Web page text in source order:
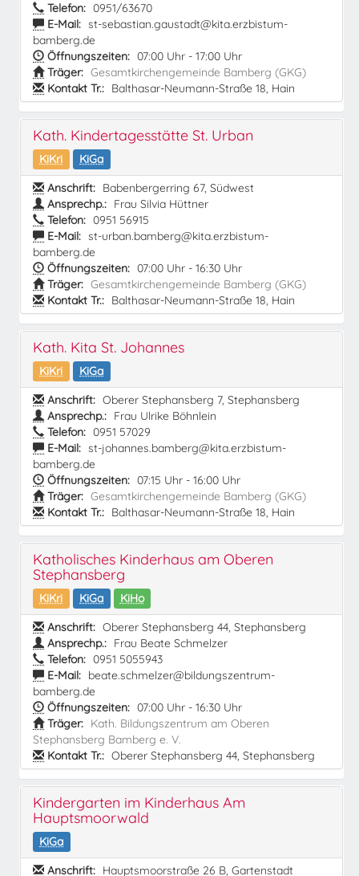
Telefon: 0951/63670
E-Mail: st-sebastian.gaustadt@kita.erzbistum-
bamberg.de
Öffnungszeiten: 07:00 Uhr - 17:00 Uhr
Träger: Gesamtkirchengemeinde Bamberg (GKG)
Kontakt Tr.: Balthasar-Neumann-Straße 18, Hain
Kath. Kindertagesstätte St. Urban
KiKri
KiGa
Anschrift: Babenbergerring 67, Südwest
Ansprechp.: Frau Silvia Hüttner
Telefon: 0951 56915
E-Mail: st-urban.bamberg@kita.erzbistum-
bamberg.de
Öffnungszeiten: 07:00 Uhr - 16:30 Uhr
Träger: Gesamtkirchengemeinde Bamberg (GKG)
Kontakt Tr.: Balthasar-Neumann-Straße 18, Hain
Kath. Kita St. Johannes
KiKri
KiGa
Anschrift: Oberer Stephansberg 7, Stephansberg
Ansprechp.: Frau Ulrike Böhnlein
Telefon: 0951 57029
E-Mail: st-johannes.bamberg@kita.erzbistum-
bamberg.de
Öffnungszeiten: 07:15 Uhr - 16:00 Uhr
Träger: Gesamtkirchengemeinde Bamberg (GKG)
Kontakt Tr.: Balthasar-Neumann-Straße 18, Hain
Katholisches Kinderhaus am Oberen
Stephansberg
KiKri KiGa
KiHo
Anschrift: Oberer Stephansberg 44, Stephansberg
Ansprechp.: Frau Beate Schmelzer
Telefon: 0951 5055943
E-Mail: beate.schmelzer@bildungszentrum-
bamberg.de
Öffnungszeiten: 07:00 Uhr - 16:30 Uhr
Träger: Kath. Bildungszentrum am Oberen
Stephansberg Bamberg e. V.
Kontakt Tr.: Oberer Stephansberg 44, Stephansberg
Kindergarten im Kinderhaus Am
Hauptsmoorwald
KiGa
Anschrift: Hauptsmoorstraße 26 B, Gartenstadt